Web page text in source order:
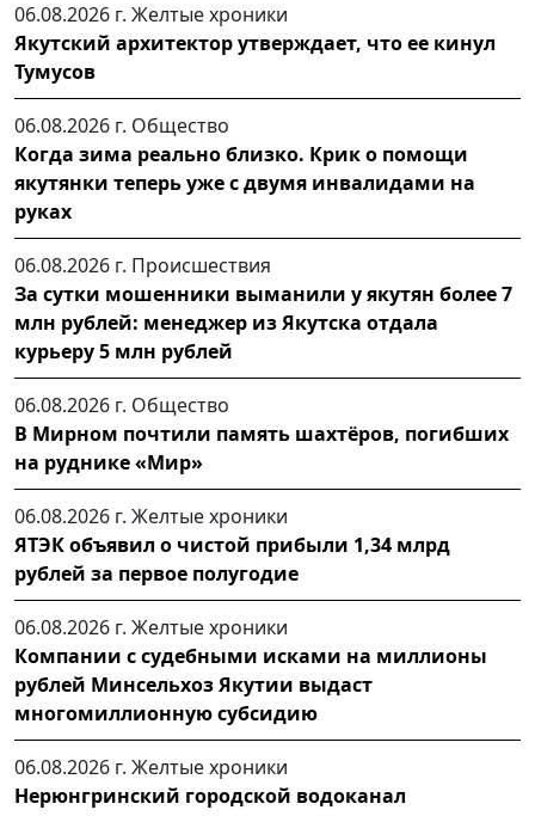
06.08.2026 г. Желтые хроники
Якутский архитектор утверждает, что ее кинул
Тумусов
06.08.2026 г. Общество
Когда зима реально близко. Крик о помощи
якутянки теперь уже с двумя инвалидами на
руках
06.08.2026 г. Происшествия
За сутки мошенники выманили у якутян более 7
млн рублей: менеджер из Якутска отдала
курьеру 5 млн рублей
06.08.2026 г. Общество
В Мирном почтили память шахтёров, погибших
на руднике «Мир»
06.08.2026 г. Желтые хроники
ЯТЭК объявил о чистой прибыли 1,34 млрд
рублей за первое полугодие
06.08.2026 г. Желтые хроники
Компании с судебными исками на миллионы
рублей Минсельхоз Якутии выдаст
многомиллионную субсидию
06.08.2026 г. Желтые хроники
Нерюнгринский городской водоканал